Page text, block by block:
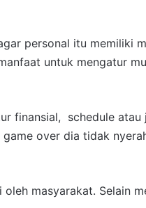
personal itu memiliki
untuk mengatur
finansial, schedule atau
over dia tidak
masyarakat. Selain